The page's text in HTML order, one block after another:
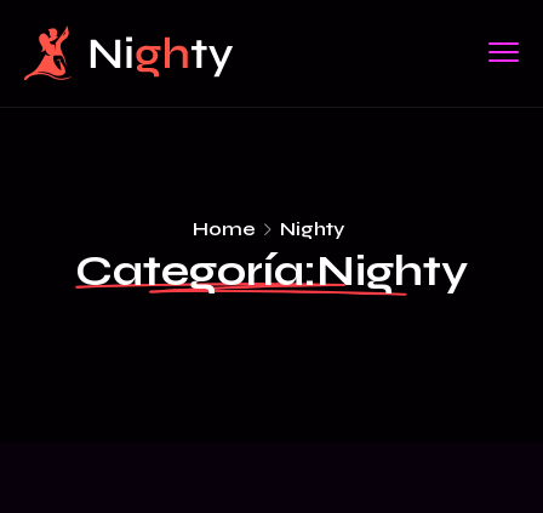
Home Nighty
Categoría:Nighty